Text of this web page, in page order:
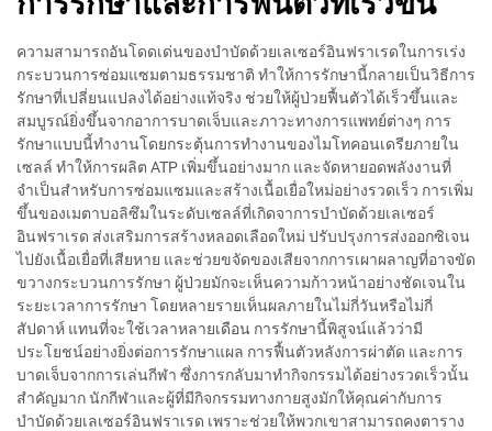
ความสามารถอันโดดเด่นของบำบัดด้วยเลเซอร์อินฟราเรดในการเร่ง
กระบวนการซ่อมแซมตามธรรมชาติ ทำให้การรักษานี้กลายเป็นวิธีการ
รักษาที่เปลี่ยนแปลงได้อย่างแท้จริง ช่วยให้ผู้ป่วยฟื้นตัวได้เร็วขึ้นและ
สมบูรณ์ยิ่งขึ้นจากอาการบาดเจ็บและภาวะทางการแพทย์ต่างๆ การ
รักษาแบบนี้ทำงานโดยกระตุ้นการทำงานของไมโทคอนเดรียภายใน
เซลล์ ทำให้การผลิต ATP เพิ่มขึ้นอย่างมาก และจัดหายอดพลังงานที่
จำเป็นสำหรับการซ่อมแซมและสร้างเนื้อเยื่อใหม่อย่างรวดเร็ว การเพิ่ม
ขึ้นของเมตาบอลิซึมในระดับเซลล์ที่เกิดจาการบำบัดด้วยเลเซอร์
อินฟราเรด ส่งเสริมการสร้างหลอดเลือดใหม่ ปรับปรุงการส่งออกซิเจน
ไปยังเนื้อเยื่อที่เสียหาย และช่วยขจัดของเสียจากการเผาผลาญที่อาจขัด
ขวางกระบวนการรักษา ผู้ป่วยมักจะเห็นความก้าวหน้าอย่างชัดเจนใน
ระยะเวลาการรักษา โดยหลายรายเห็นผลภายในไม่กี่วันหรือไม่กี่
สัปดาห์ แทนที่จะใช้เวลาหลายเดือน การรักษานี้พิสูจน์แล้วว่ามี
ประโยชน์อย่างยิ่งต่อการรักษาแผล การฟื้นตัวหลังการผ่าตัด และการ
บาดเจ็บจากการเล่นกีฬา ซึ่งการกลับมาทำกิจกรรมได้อย่างรวดเร็วนั้น
สำคัญมาก นักกีฬาและผู้ที่มีกิจกรรมทางกายสูงมักให้คุณค่ากับการ
บำบัดด้วยเลเซอร์อินฟราเรด เพราะช่วยให้พวกเขาสามารถคงตาราง